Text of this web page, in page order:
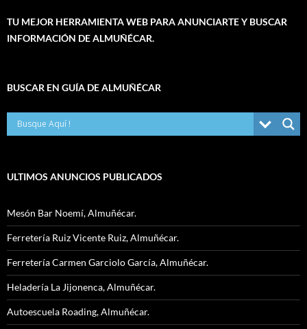
TU MEJOR HERRAMIENTA WEB PARA ANUNCIARTE Y BUSCAR
INFORMACIÓN DE ALMUÑÉCAR.
BUSCAR EN GUÍA DE ALMUÑÉCAR
ULTIMOS ANUNCIOS PUBLICADOS
Mesón Bar Noemí, Almuñécar.
Ferretería Ruiz Vicente Ruiz, Almuñécar.
Ferretería Carmen Garciolo García, Almuñécar.
Heladería La Jijonenca, Almuñécar.
Autoescuela Roading, Almuñécar.